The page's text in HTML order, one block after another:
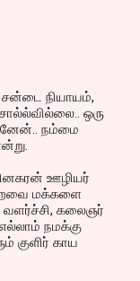
நியாயம்,
ஒரு
நம்மை
ஊழியர்
மக்களை
வளர்ச்சி, கலைஞர்
நமக்கு
குளிர் காய